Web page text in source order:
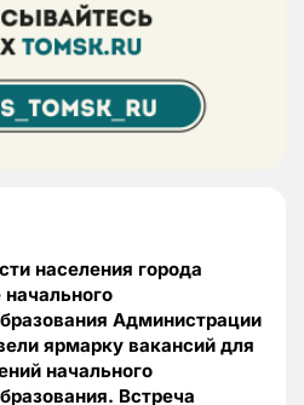
населения города
Администрации
ярмарку вакансий для
начального
Встреча